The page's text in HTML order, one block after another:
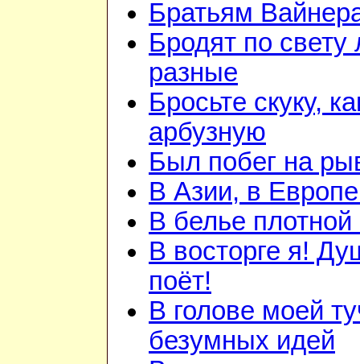
Братьям
Бродят по свету
разные
Бросьте скуку,
арбузную
Был побег на
В Азии, в
В белье плотной
В восторге я!
поёт!
В голове моей
безумных идей